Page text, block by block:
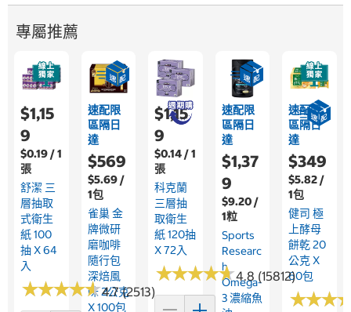
專屬推薦
$1,15
9
$0.19 / 1
張
舒潔 三
層抽取
式衛生
紙 100
抽 X 64
入
★★★★★
★★★★★4.7 (2513)
速配限
區隔日
達
$569
$5.69 /
1包
雀巢 金
牌微研
磨咖啡
隨行包
深焙風
味 2公克
X 100包
$1,15
9
$0.14 / 1
張
科克蘭
三層抽
取衛生
紙 120抽
X 72入
★★★★★
★★★★★4.8 (15812)
速配限
區隔日
達
$1,37
9
$9.20 /
1粒
Sports
Researc
H
Omega-
3 濃縮魚
速配限
區隔日
達
$349
$5.82 /
1包
健司 極
上酵母
餅乾 20
公克 X
60包
★★★
★★★